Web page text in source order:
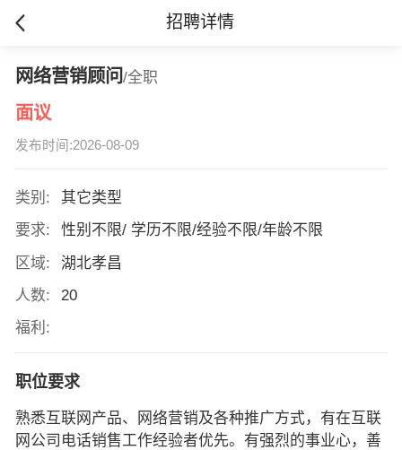
招聘详情
网络营销顾问/全职
面议
发布时间:2026-08-09
类别:
其它类型
要求:
性别不限/ 学历不限/经验不限/年龄不限
区域:
湖北孝昌
人数:
20
福利:
职位要求
熟悉互联网产品、网络营销及各种推广方式，有在互联
网公司电话销售工作经验者优先。有强烈的事业心，善